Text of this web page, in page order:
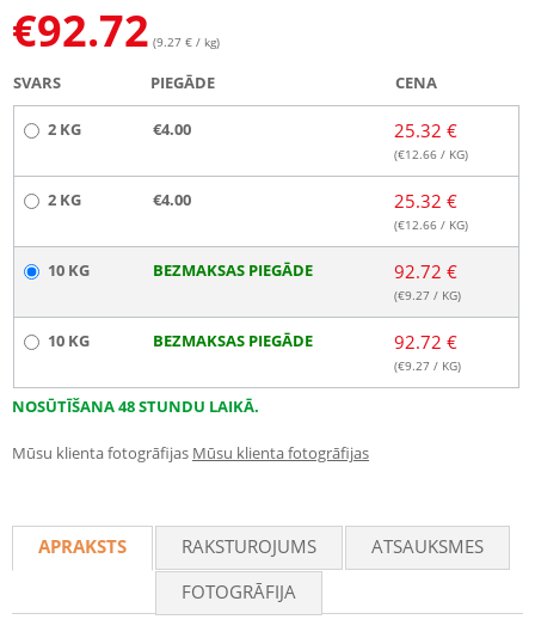
€92.72 (9.27 € / kg)
SVARS PIEGĀDE CENA
2 KG €4.00 25.32 €
(€12.66 / KG)
2 KG €4.00 25.32 €
(€12.66 / KG)
10 KG BEZMAKSAS PIEGĀDE 92.72 €
(€9.27 / KG)
10 KG BEZMAKSAS PIEGĀDE 92.72 €
(€9.27 / KG)
NOSŪTĪŠANA 48 STUNDU LAIKĀ.
Mūsu klienta fotogrāfijas Mūsu klienta fotogrāfijas
APRAKSTS RAKSTUROJUMS
ATSAUKSMES
FOTOGRĀFIJA